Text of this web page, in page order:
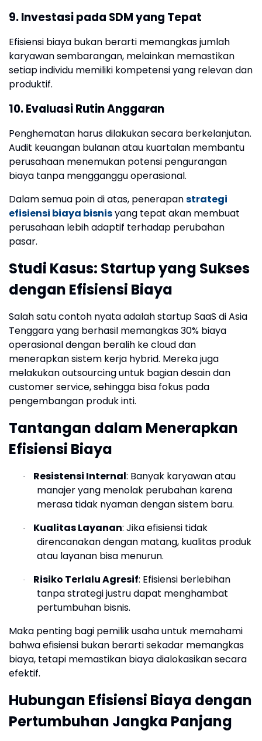
9. Investasi pada SDM yang Tepat
Efisiensi biaya bukan berarti memangkas jumlah
karyawan sembarangan, melainkan memastikan
setiap individu memiliki kompetensi yang relevan dan
produktif.
10. Evaluasi Rutin Anggaran
Penghematan harus dilakukan secara berkelanjutan.
Audit keuangan bulanan atau kuartalan membantu
perusahaan menemukan potensi pengurangan
biaya tanpa mengganggu operasional.
Dalam semua poin di atas, penerapanstrategi
efisiensi biaya bisnisyang tepat akan membuat
perusahaan lebih adaptif terhadap perubahan
pasar.
Studi Kasus: Startup yang Sukses
dengan Efisiensi Biaya
Salah satu contoh nyata adalah startup SaaS di Asia
Tenggara yang berhasil memangkas 30% biaya
operasional dengan beralih ke cloud dan
menerapkan sistem kerja hybrid. Mereka juga
melakukan outsourcing untuk bagian desain dan
customer service, sehingga bisa fokus pada
pengembangan produk inti.
Tantangan dalam Menerapkan
Efisiensi Biaya
· Resistensi Internal: Banyak karyawan atau
manajer yang menolak perubahan karena
merasa tidak nyaman dengan sistem baru.
· Kualitas Layanan: Jika efisiensi tidak
direncanakan dengan matang, kualitas produk
atau layanan bisa menurun.
· Risiko Terlalu Agresif: Efisiensi berlebihan
tanpa strategi justru dapat menghambat
pertumbuhan bisnis.
Maka penting bagi pemilik usaha untuk memahami
bahwa efisiensi bukan berarti sekadar memangkas
biaya, tetapi memastikan biaya dialokasikan secara
efektif.
Hubungan Efisiensi Biaya dengan
Pertumbuhan Jangka Panjang